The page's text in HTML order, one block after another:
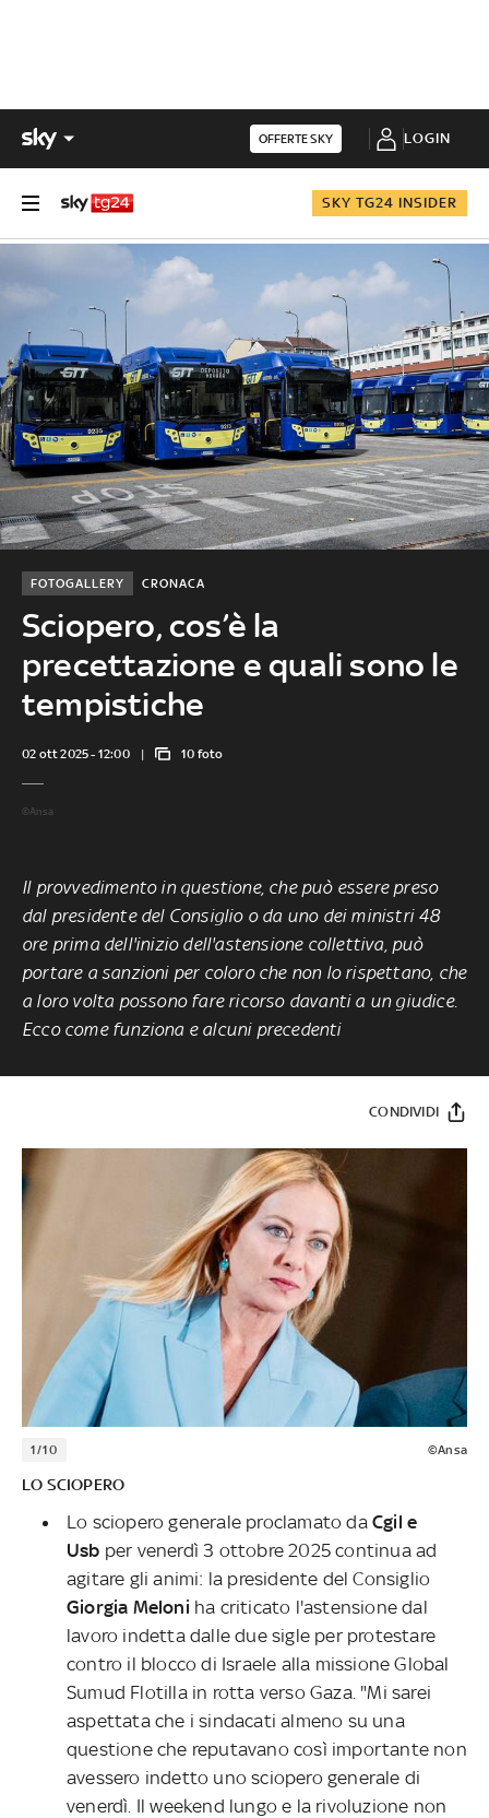
OFFERTE SKY LOGIN
SKY TG24 INSIDER
Sciopero, cos’è la
precettazione e quali sono le
tempistiche
CRONACA
FOTOGALLERY
02 ott 2025 - 12:00 10 foto
©Ansa
Il provvedimento in questione, che può essere preso
dal presidente del Consiglio o da uno dei ministri 48
ore prima dell'inizio dell'astensione collettiva, può
portare a sanzioni per coloro che non lo rispettano, che
a loro volta possono fare ricorso davanti a un giudice.
Ecco come funziona e alcuni precedenti
CONDIVIDI
1/10 ©Ansa
LO SCIOPERO
Lo sciopero generale proclamato daCgil e
Usb per venerdì 3 ottobre 2025 continua ad
agitare gli animi: la presidente del Consiglio
Giorgia Meloni ha criticato l'astensione dal
lavoro indetta dalle due sigle per protestare
contro il blocco di Israele alla missione Global
Sumud Flotilla in rotta verso Gaza. "Mi sarei
aspettata che i sindacati almeno su una
questione che reputavano così importante non
avessero indetto uno sciopero generale di
venerdì. Il weekend lungo e la rivoluzione non